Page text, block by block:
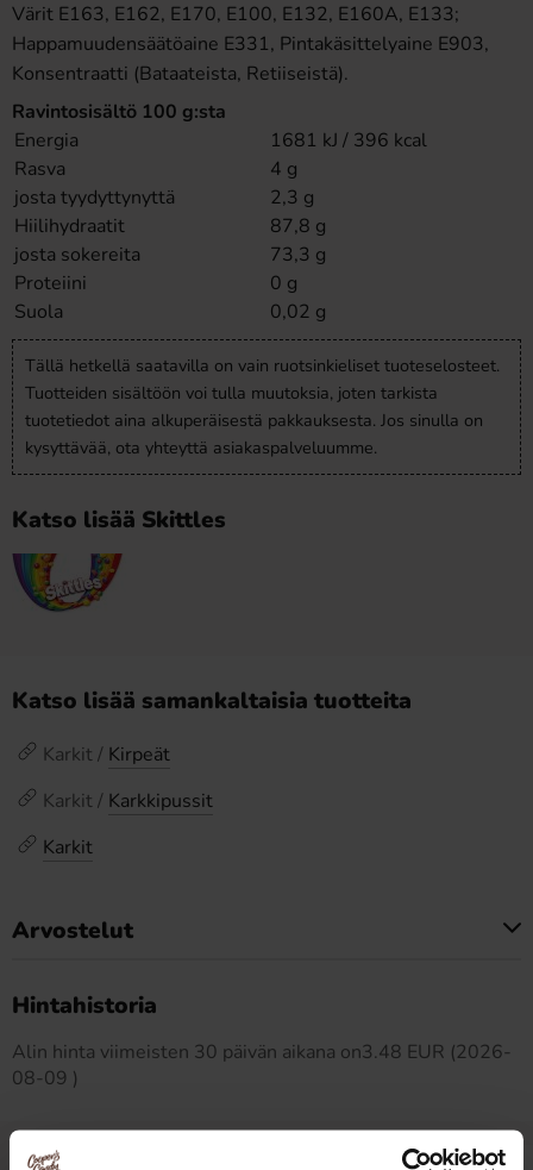
Värit E163, E162, E170, E100, E132, E160A, E133;
Happamuudensäätöaine E331, Pintakäsittelyaine E903,
Konsentraatti (Bataateista, Retiiseistä).
Ravintosisältö 100 g:sta
Energia
1681 kJ / 396 kcal
Rasva
4 g
josta tyydyttynyttä
2,3 g
Hiilihydraatit
87,8 g
josta sokereita
73,3 g
Proteiini
0 g
Suola
0,02 g
Tällä hetkellä saatavilla on vain ruotsinkieliset tuoteselosteet.
Tuotteiden sisältöön voi tulla muutoksia, joten tarkista
tuotetiedot aina alkuperäisestä pakkauksesta. Jos sinulla on
kysyttävää, ota yhteyttä asiakaspalveluumme.
Katso lisää Skittles
Katso lisää samankaltaisia tuotteita
Karkit / Kirpeät
Karkit / Karkkipussit
Karkit
Arvostelut
Hintahistoria
Alin hinta viimeisten 30 päivän aikana on3.48 EUR (2026-
08-09 )